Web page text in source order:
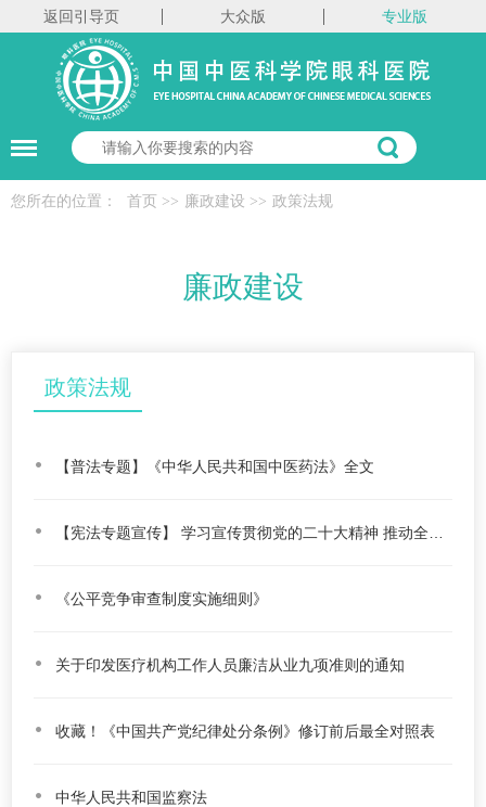
返回引导页 大众版 专业版
您所在的位置： 首页 >> 廉政建设 >> 政策法规
廉政建设
政策法规
【普法专题】《中华人民共和国中医药法》全文
《公平竞争审查制度实施细则》
关于印发医疗机构工作人员廉洁从业九项准则的通知
收藏！《中国共产党纪律处分条例》修订前后最全对照表
中华人民共和国监察法